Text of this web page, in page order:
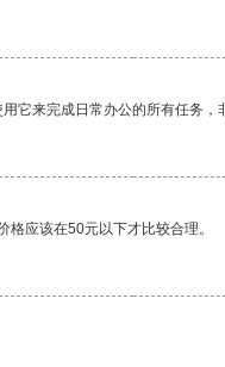
它来完成日常办公的所有任务，
应该在50元以下才比较合理。